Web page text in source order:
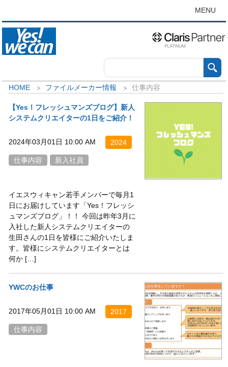
MENU
HOME ファイルメーカー情報 仕事内容
【Yes！フレッシュマンズブログ】新人
システムクリエイターの1日をご紹介！
2024年03月01日 10:00 AM 2024
仕事内容 新入社員
イエスウィキャン若手メンバーで毎月1
日にお届けしています「Yes！フレッシ
ュマンズブログ」！！ 今回は昨年3月に
入社した新人システムクリエイターの
生田さんの1日を皆様にご紹介いたしま
す。皆様にシステムクリエイターとは
何か […]
YWCのお仕事
2017年05月01日 10:00 AM 2017
仕事内容